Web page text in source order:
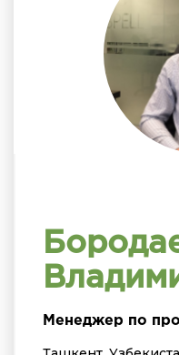
Менеджер по